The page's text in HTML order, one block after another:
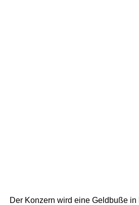
Der Konzern wird eine Geldbuße in